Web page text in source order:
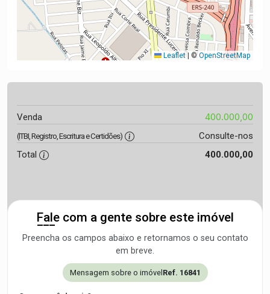
Leaflet ©OpenStreetMap
Venda 400.000,00
(ITBI, Registro, Escritura e Certidões)
Consulte-nos
Total
400.000,00
Fale com a gente sobre este imóvel
Preencha os campos abaixo e retornamos o seu contato
em breve.
Mensagem sobre o imóvel Ref. 16841